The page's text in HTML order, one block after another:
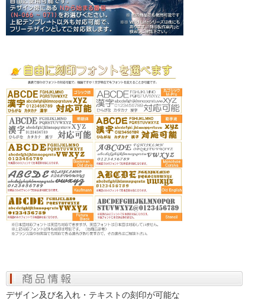
デザイン及び名入れ・テキストの刻印が可能な